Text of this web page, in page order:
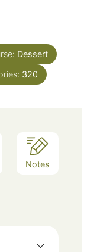
Dessert
320
Notes